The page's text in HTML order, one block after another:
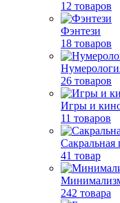
12 товаров
Фэнтези
18 товаров
26 товаров
Игры и
11 товаров
Сакральная
41 товар
242 товара